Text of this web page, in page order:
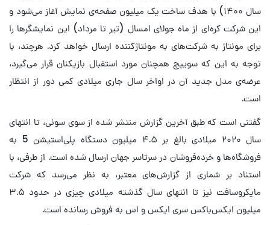
سال ۱۴۰۰) با هدف ساخت یک میلیون صفحه‌ی نمایش آغاز می‌شود و
این شرکت کره‌ای از ماه جولای امسال (تیر تا مرداد) این نمایشگرها را
برای مونتاژ به شرکت‌های به مونتاژکننده ارسال خواهد کرد. هرچند، با
توجه به این که سوییچ همچنان مورد استقبال بازیکنان قرار می‌گیرد،
عرضه‌ی مدل جدید آن در اواخر سال جاری میلادی کمی دور از انتظار
است.
گفتنی است که طبق آخرین گزارش منتشر شده از سوی سونی، تا انتهای
سال ۲۰۲۰ میلادی بالغ بر ۴.۵ میلیون دستگاه پلی‌استیشن 5 به
فروشگاه‌ها و خرده‌فروشان در سرتاسر جهان ارسال شده است. از طرفی، با
استناد بر شماری از گزارش‌های معتبر، به نظر می‌رسد که شرکت
مایکروسافت نیز تا انتهای سال گذشته میلادی چیزی در حدود ۳.۵
میلیون ایکس‌باکس سری ایکس و اس به فروش رسانده است.